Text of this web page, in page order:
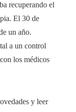
recuperando el
El 30 de
un año.
a un control
los médicos
y leer